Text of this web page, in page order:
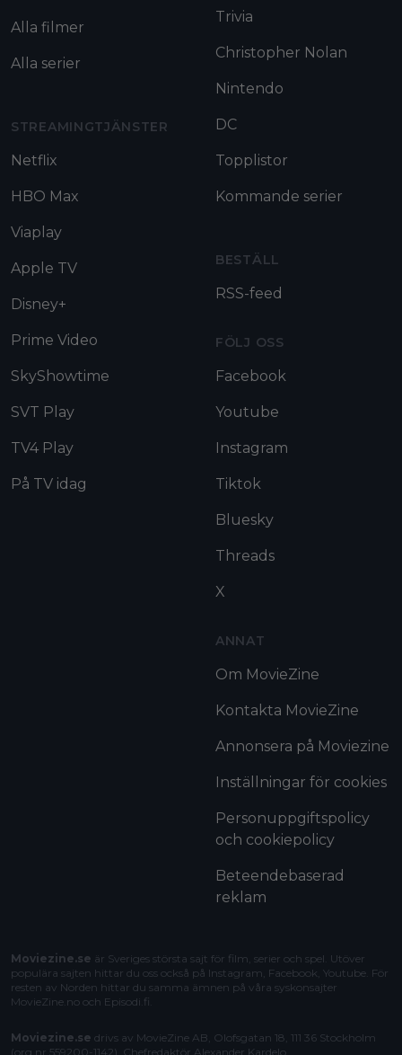
Alla filmer
Alla serier
STREAMINGTJÄNSTER
Netflix
HBO Max
Viaplay
Apple TV
Disney+
Prime Video
SkyShowtime
SVT Play
TV4 Play
På TV idag
Trivia
Christopher Nolan
Nintendo
DC
Topplistor
Kommande serier
BESTÄLL
RSS-feed
FÖLJ OSS
Facebook
Youtube
Instagram
Tiktok
Bluesky
Threads
X
ANNAT
Om MovieZine
Kontakta MovieZine
Annonsera på Moviezine
Inställningar för cookies
Personuppgiftspolicy
och cookiepolicy
Beteendebaserad
reklam
Moviezine.se är Sveriges största sajt för film, serier och spel. Utöver
populära sajten hittar du oss också på Instagram, Facebook, Youtube. För
resten av Norden hittar du samma ämnen på våra syskonsajter
MovieZine.no och Episodi.fi
Moviezine.se drivs av MovieZine AB, Olofsgatan 18, 111 36 Stockholm
(org.nr 559200-1142). Chefredaktör Alexander Kardelo